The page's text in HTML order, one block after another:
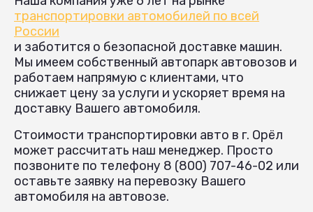
транспортировки автомобилей по всей
России
и заботится о безопасной доставке машин.
Мы имеем собственный автопарк автовозов и
работаем напрямую с клиентами, что
снижает цену за услуги и ускоряет время на
доставку Вашего автомобиля.
Стоимости транспортировки авто в г. Орёл
может рассчитать наш менеджер. Просто
позвоните по телефону 8 (800) 707-46-02 или
оставьте заявку на перевозку Вашего
автомобиля на автовозе.